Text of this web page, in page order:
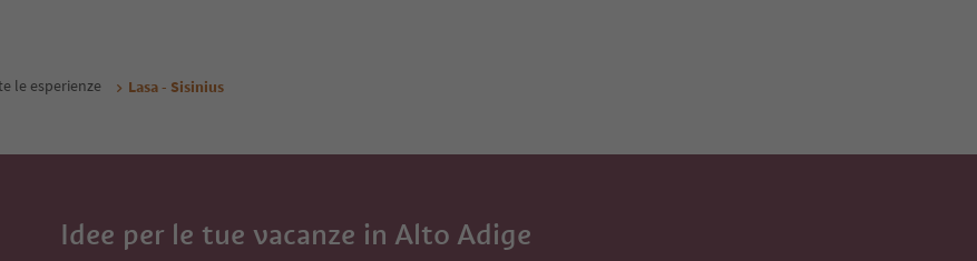
le esperienze Lasa - Sisinius
Idee per le tue vacanze in Alto Adige